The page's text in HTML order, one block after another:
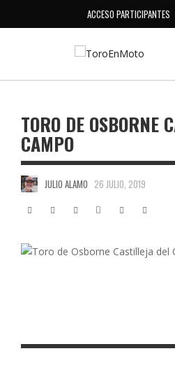
ACCESO PARTICIPANTES
TORO DE OSBORNE
CAMPO
JULIO ALAMO 26 JULIO, 2019